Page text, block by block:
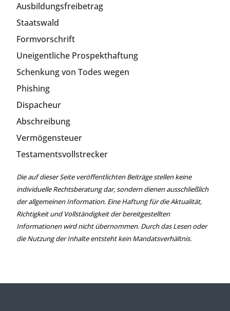
Ausbildungsfreibetrag
Staatswald
Formvorschrift
Uneigentliche Prospekthaftung
Schenkung von Todes wegen
Phishing
Dispacheur
Abschreibung
Vermögensteuer
Testamentsvollstrecker
Die auf dieser Seite veröffentlichten Beiträge stellen keine
individuelle Rechtsberatung dar, sondern dienen ausschließlich
der allgemeinen Information. Eine Haftung für die Aktualität,
Richtigkeit und Vollständigkeit der bereitgestellten
Informationen wird nicht übernommen. Durch das Lesen oder
die Nutzung der Inhalte entsteht kein Mandatsverhältnis.